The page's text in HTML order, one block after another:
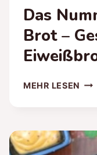
Das
Brot –
MEHR LESEN DAS